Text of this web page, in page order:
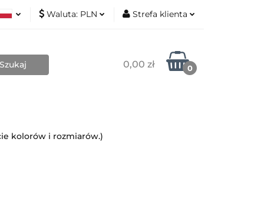
Waluta: PLN Strefa klienta
Zarejestruj się
0,00 zł 0
Nowości
kolorów i rozmiarów.)